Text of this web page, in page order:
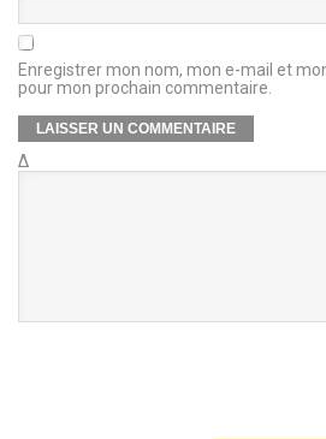
Enregistrer mon nom, mon e-mail et
pour mon prochain commentaire.
Δ